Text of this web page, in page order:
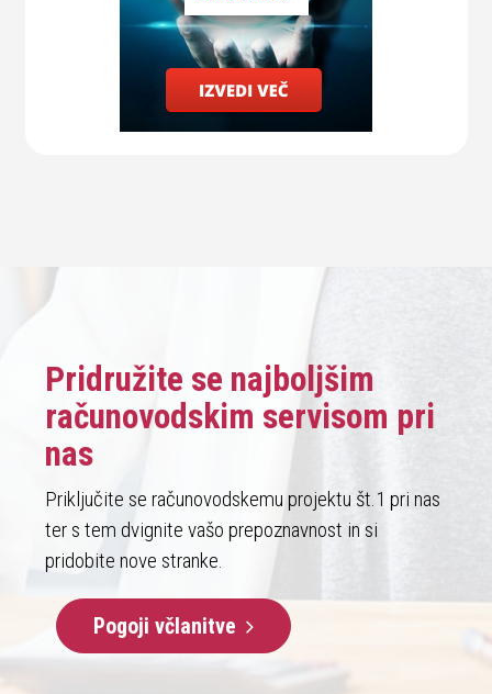
Pridružite se najboljšim
računovodskim servisom pri
nas
Priključite se računovodskemu projektu št.1 pri nas
ter s tem dvignite vašo prepoznavnost in si
pridobite nove stranke.
Pogoji včlanitve